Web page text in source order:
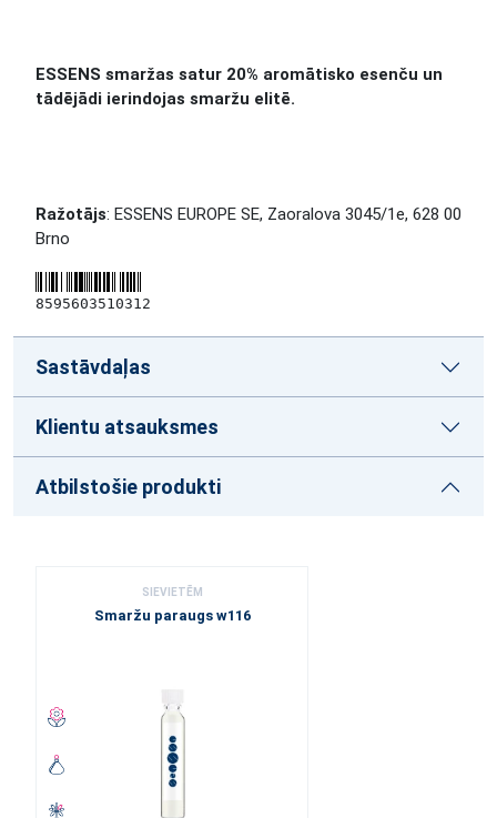
ESSENS smaržas satur 20% aromātisko esenču un
tādējādi ierindojas smaržu elitē.
Ražotājs: ESSENS EUROPE SE, Zaoralova 3045/1e, 628 00
Brno
8595603510312
Sastāvdaļas
Klientu atsauksmes
Atbilstošie produkti
SIEVIETĒM
Smaržu paraugs w116